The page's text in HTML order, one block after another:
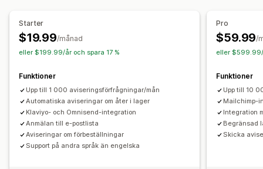
Analyser och rapporter
Kundefterfrågan Resultatrapporter
Insamling av e-postadresser
Insamling av telefonnummer
Utlösare och regler
Starter
$19.99/månad
eller $199.99/år och spara 17 %
Funktioner
Upp till 1 000 aviseringsförfrågningar/mån
Automatiska aviseringar om åter i lager
Klaviyo- och Omnisend-integration
Anmälan till e-postlista
Aviseringar om förbeställningar
Support på andra språk än engelska
Pro
$59.99/
eller $599.99/
Funktioner
Upp till 10
Mailchimp-
Integration
Begränsad
Skicka